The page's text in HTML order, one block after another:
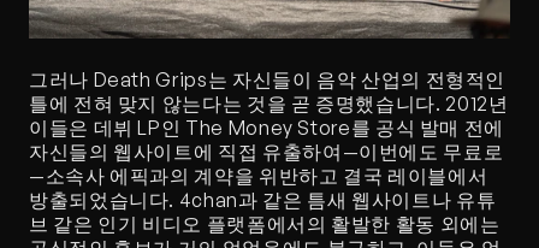
그러나 Death Grips는 자신들이 음악 산업의 전형적인
틀에 전혀 맞지 않는다는 것을 곧 증명했습니다. 2012년
이들은 데뷔 LP인 The Money Store를 공식 발매 전에
자신들의 웹사이트에 직접 유출하여—이번에도 무료로
—소속사 에픽과의 계약을 위반하고 결국 레이블에서
방출되었습니다. 4chan과 같은 틈새 웹사이트나 유튜
브 같은 인기 비디오 플랫폼에서의 활발한 활동 외에는